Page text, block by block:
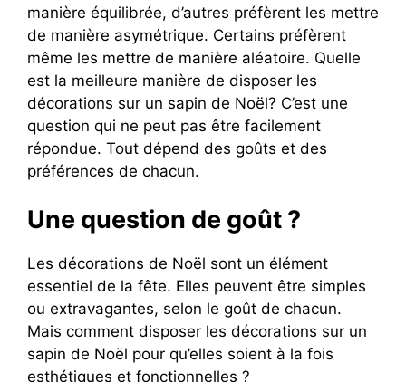
manière équilibrée, d’autres préfèrent les mettre
de manière asymétrique. Certains préfèrent
même les mettre de manière aléatoire. Quelle
est la meilleure manière de disposer les
décorations sur un sapin de Noël? C’est une
question qui ne peut pas être facilement
répondue. Tout dépend des goûts et des
préférences de chacun.
Une question de goût ?
Les décorations de Noël sont un élément
essentiel de la fête. Elles peuvent être simples
ou extravagantes, selon le goût de chacun.
Mais comment disposer les décorations sur un
sapin de Noël pour qu’elles soient à la fois
esthétiques et fonctionnelles ?